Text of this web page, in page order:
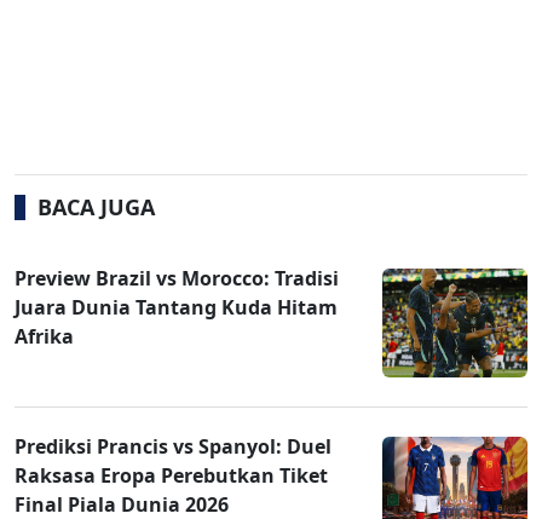
BACA JUGA
Preview Brazil vs Morocco: Tradisi
Juara Dunia Tantang Kuda Hitam
Afrika
Prediksi Prancis vs Spanyol: Duel
Raksasa Eropa Perebutkan Tiket
Final Piala Dunia 2026